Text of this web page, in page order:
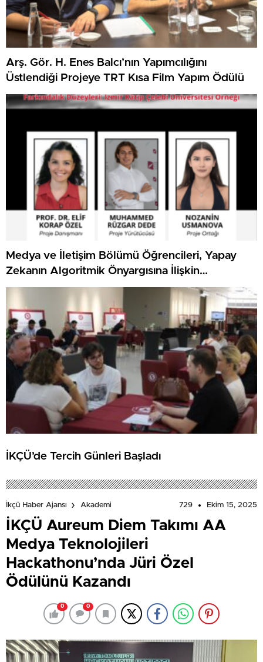
Arş. Gör. H. Enes Balcı’nın Yapımcılığını
Üstlendiği Projeye TRT Kısa Film Yapım Ödülü
Medya ve İletişim Bölümü Öğrencileri, Yapay
Zekanın Algoritmik Önyargısına İlişkin
Farkındalık Düzeylerini Araştıracak
İKÇÜ’de Tercih Günleri Başladı
İkçü Haber Ajansı Akademi 729 Ekim 15, 2025
İKÇÜ Aureum Diem Takımı AA
Medya Teknolojileri
Hackathonu’nda Jüri Özel
Ödülünü Kazandı
0 0